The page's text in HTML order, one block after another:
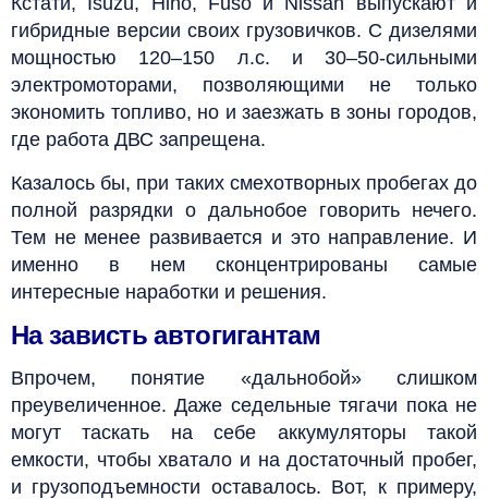
гибридные версии своих грузовичков. С дизелями
мощностью 120–150 л.с. и 30–50-сильными
электромоторами, позволяющими не только
экономить топливо, но и заезжать в зоны городов,
где работа ДВС запрещена.
Казалось бы, при таких смехотворных пробегах до
полной разрядки о дальнобое говорить нечего.
Тем не менее развивается и это направление. И
именно в нем сконцентрированы самые
интересные наработки и решения.
На зависть автогигантам
Впрочем, понятие «дальнобой» слишком
преувеличенное. Даже седельные тягачи пока не
могут таскать на себе аккумуляторы такой
емкости, чтобы хватало и на достаточный пробег,
и грузоподъемности оставалось. Вот, к примеру,